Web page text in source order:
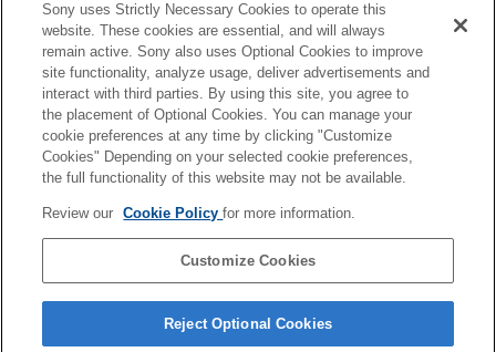
認証マーク表示
設定リセット
スマートフォンでできること
パソコンでできること
クラウドサービスを利用する
故障かな？と思ったら
Sony uses Strictly Necessary Cookies to operate this
website. These cookies are essential, and will always
remain active. Sony also uses Optional Cookies to improve
site functionality, analyze usage, deliver advertisements and
interact with third parties. By using this site, you agree to
the placement of Optional Cookies. You can manage your
cookie preferences at any time by clicking "Customize
Cookies" Depending on your selected cookie preferences,
the full functionality of this website may not be available.
Review our Cookie Policyfor more information.
Customize Cookies
Reject Optional Cookies